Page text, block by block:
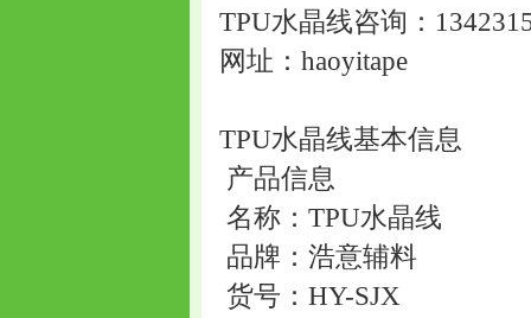
TPU水晶线咨询：
网址：haoyitape
TPU水晶线基本信息
产品信息
名称：TPU水晶线
品牌：浩意辅料
货号：HY-SJX